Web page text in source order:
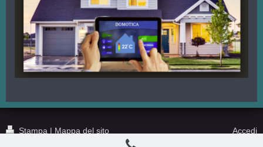
Stampa | Mappa del sito
Accedi